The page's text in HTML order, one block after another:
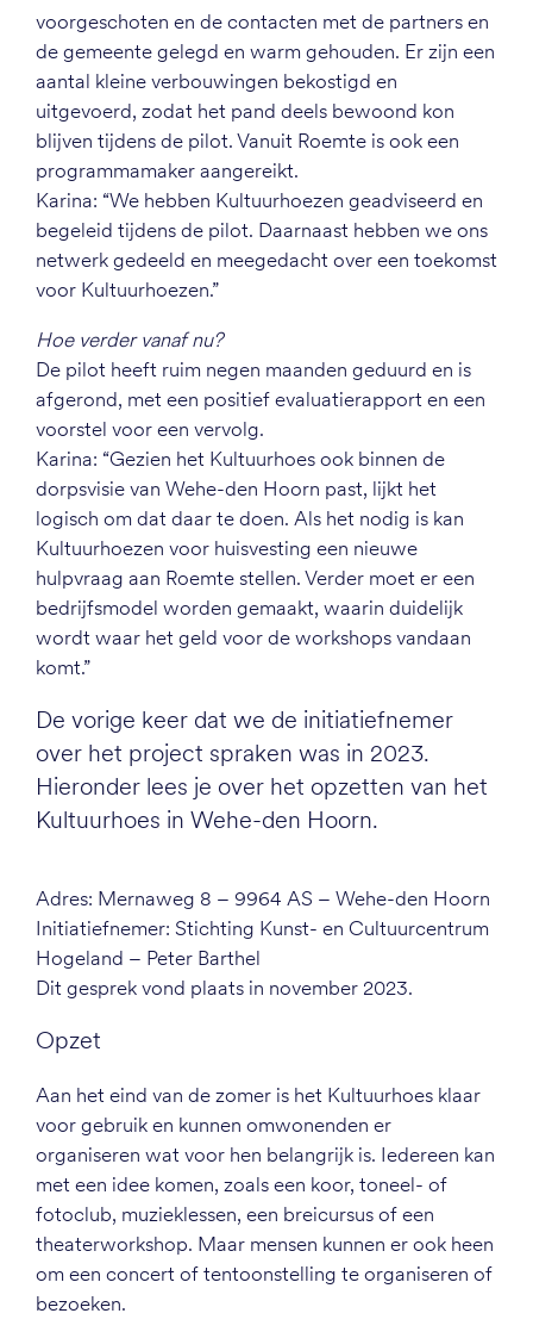
voorgeschoten en de contacten met de partners en
de gemeente gelegd en warm gehouden. Er zijn een
aantal kleine verbouwingen bekostigd en
uitgevoerd, zodat het pand deels bewoond kon
blijven tijdens de pilot. Vanuit Roemte is ook een
programmamaker aangereikt.
Karina: “We hebben Kultuurhoezen geadviseerd en
begeleid tijdens de pilot. Daarnaast hebben we ons
netwerk gedeeld en meegedacht over een toekomst
voor Kultuurhoezen.”
Hoe verder vanaf nu?
De pilot heeft ruim negen maanden geduurd en is
afgerond, met een positief evaluatierapport en een
voorstel voor een vervolg.
Karina: “Gezien het Kultuurhoes ook binnen de
dorpsvisie van Wehe-den Hoorn past, lijkt het
logisch om dat daar te doen. Als het nodig is kan
Kultuurhoezen voor huisvesting een nieuwe
hulpvraag aan Roemte stellen. Verder moet er een
bedrijfsmodel worden gemaakt, waarin duidelijk
wordt waar het geld voor de workshops vandaan
komt.”
De vorige keer dat we de initiatiefnemer
over het project spraken was in 2023.
Hieronder lees je over het opzetten van het
Kultuurhoes in Wehe-den Hoorn.
Adres: Mernaweg 8 – 9964 AS – Wehe-den Hoorn
Initiatiefnemer: Stichting Kunst- en Cultuurcentrum
Hogeland – Peter Barthel
Dit gesprek vond plaats in november 2023.
Opzet
Aan het eind van de zomer is het Kultuurhoes klaar
voor gebruik en kunnen omwonenden er
organiseren wat voor hen belangrijk is. Iedereen kan
met een idee komen, zoals een koor, toneel- of
fotoclub, muzieklessen, een breicursus of een
theaterworkshop. Maar mensen kunnen er ook heen
om een concert of tentoonstelling te organiseren of
bezoeken.